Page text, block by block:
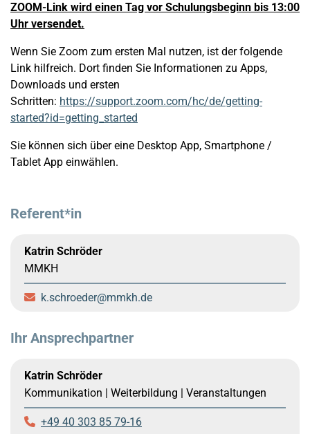
ZOOM-Link wird einen Tag vor Schulungsbeginn bis 13:00
Uhr versendet.
Wenn Sie Zoom zum ersten Mal nutzen, ist der folgende
Link hilfreich. Dort finden Sie Informationen zu Apps,
Downloads und ersten
Schritten: https://support.zoom.com/hc/de/getting-
started?id=getting_started
Sie können sich über eine Desktop App, Smartphone /
Tablet App einwählen.
Referent*in
Katrin Schröder
MMKH
k.schroeder mmkh.de
Ihr Ansprechpartner
Katrin Schröder
Kommunikation | Weiterbildung | Veranstaltungen
+49 40 303 85 79-16